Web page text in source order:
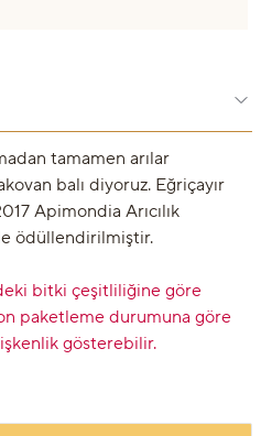
tamamen arılar
balı diyoruz. Eğriçayır
Apimondia Arıcılık
ödüllendirilmiştir.
bitki çeşitliliğine göre
paketleme durumuna göre
gösterebilir.